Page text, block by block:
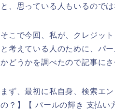
と、思っている人もいるので
そこで今回、私が、クレジッ
と考えている人のために、パ
かどうかを調べたので記事にさ
まず、最初に私自身、検索エ
の？】【 パールの輝き 支払